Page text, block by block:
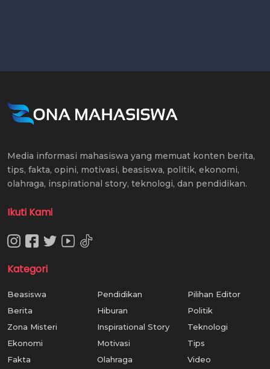
Media informasi mahasiswa yang memuat konten berita,
tips, fakta, opini, motivasi, beasiswa, politik, ekonomi,
olahraga, inspirational story, teknologi, dan pendidikan.
Ikuti Kami
Kategori
Beasiswa
Berita
Zona Misteri
Ekonomi
Fakta
Pendidikan
Hiburan
Inspirational Story
Motivasi
Olahraga
Pilihan Editor
Politik
Teknologi
Tips
Video